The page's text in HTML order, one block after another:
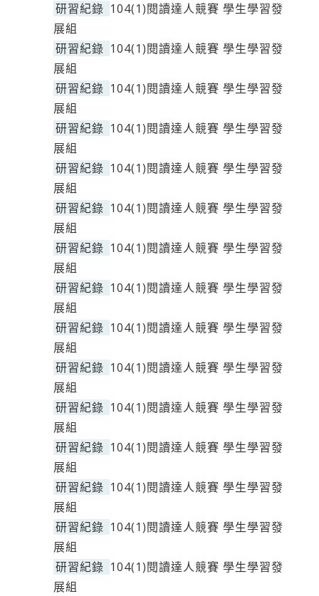
研習紀錄 104(1)閱讀達人競賽 學生學習發
展組
研習紀錄 104(1)閱讀達人競賽 學生學習發
展組
研習紀錄 104(1)閱讀達人競賽 學生學習發
展組
研習紀錄 104(1)閱讀達人競賽 學生學習發
展組
研習紀錄 104(1)閱讀達人競賽 學生學習發
展組
研習紀錄 104(1)閱讀達人競賽 學生學習發
展組
研習紀錄 104(1)閱讀達人競賽 學生學習發
展組
研習紀錄 104(1)閱讀達人競賽 學生學習發
展組
研習紀錄 104(1)閱讀達人競賽 學生學習發
展組
研習紀錄 104(1)閱讀達人競賽 學生學習發
展組
研習紀錄 104(1)閱讀達人競賽 學生學習發
展組
研習紀錄 104(1)閱讀達人競賽 學生學習發
展組
研習紀錄 104(1)閱讀達人競賽 學生學習發
展組
研習紀錄 104(1)閱讀達人競賽 學生學習發
展組
研習紀錄 104(1)閱讀達人競賽 學生學習發
展組